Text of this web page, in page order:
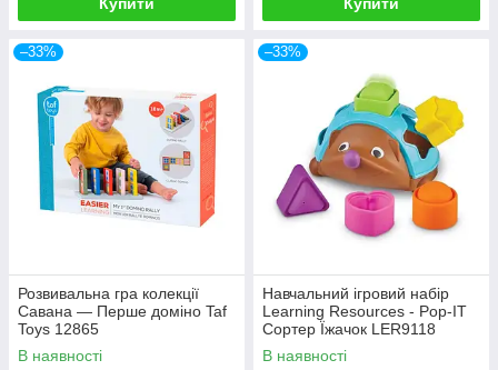
–33%
Розвивальна гра колекції
Савана — Перше доміно Taf
Toys 12865
В наявності
–33%
Навчальний ігровий набір
Learning Resources - Pop-IT
Сортер Їжачок LER9118
В наявності